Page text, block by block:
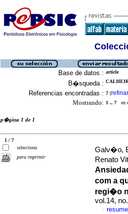
Base de datos : article
B�squeda :
Referencias encontradas : 7 [refinar
Mostrando: 1 .. 7 en
p�gina 1 de 1
1 / 7
selecciona
para imprimir
Galv�o,
Renato
com a
regi�o
vol.14,
·